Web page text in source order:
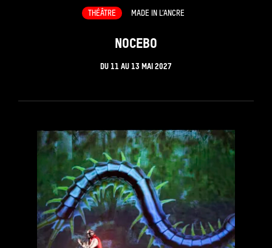
NOCEBO
DU 11 AU 13 MAI 2027
THÉÂTRE MADE IN L’ANCRE